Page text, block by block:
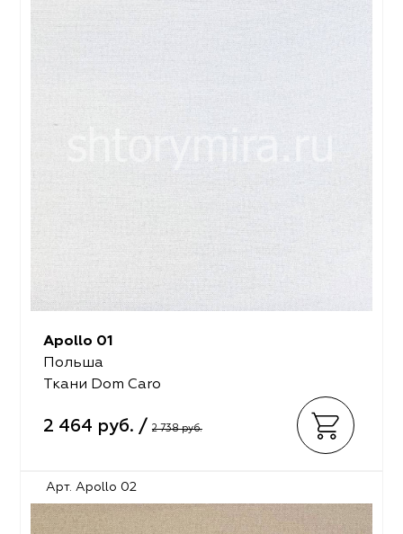
Apollo 01
Польша
Ткани Dom Caro
2 464 руб. / 2 738 руб.
Арт. Apollo 02